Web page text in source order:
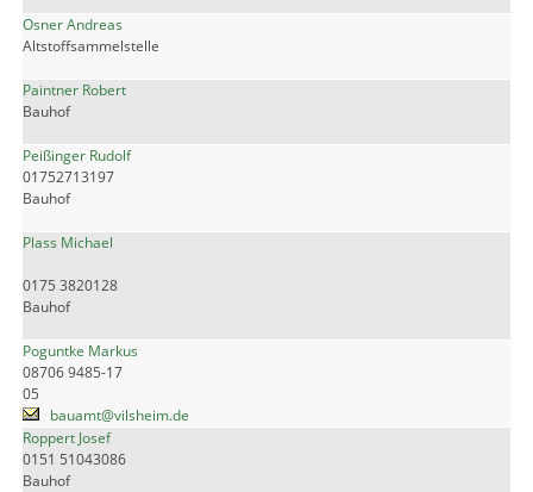
Osner Andreas
Altstoffsammelstelle
Paintner Robert
Bauhof
Peißinger Rudolf
01752713197
Bauhof
Plass Michael
0175 3820128
Bauhof
Poguntke Markus
08706 9485-17
05
bauamt@vilsheim.de
Roppert Josef
0151 51043086
Bauhof